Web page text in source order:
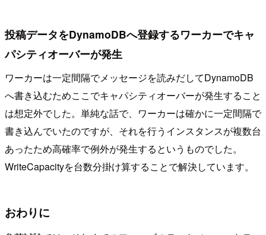
投稿データをDynamoDBへ登録するワーカーでキャ
パシティオーバーが発生
ワーカーは一定間隔でメッセージを読みだしてDynamoDB
へ書き込むためここでキャパシティオーバーが発生すること
は想定外でした。単純な話で、ワーカーは確かに一定間隔で
書き込んでいたのですが、それを行うインスタンスが複数台
あったため高確率で例外が発生するというものでした。
WriteCapacityを台数分掛け算することで解決しています。
おわりに